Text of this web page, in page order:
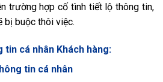
trường hợp cố tình tiết lộ thông tin,
bị buộc thôi việc.
cá nhân Khách hàng:
tin cá nhân